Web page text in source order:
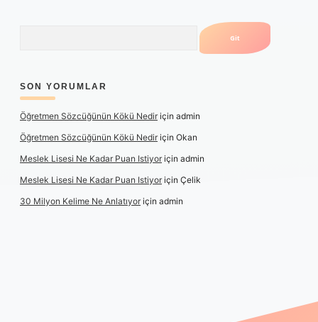
SON YORUMLAR
Öğretmen Sözcüğünün Kökü Nediriçin admin
Öğretmen Sözcüğünün Kökü Nediriçin Okan
Meslek Lisesi Ne Kadar Puan Istiyoriçin admin
Meslek Lisesi Ne Kadar Puan Istiyoriçin Çelik
30 Milyon Kelime Ne Anlatıyoriçin admin